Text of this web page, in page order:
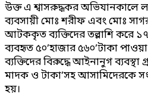
উক্ত এ শ্বাসরুদ্ধকর অভিযানকালে
ব্যবসায়ী মোঃ শরীফ এবং মোঃ
আটককৃত ব্যক্তিদের তল্লাশি করে
ব্যবহৃত ৫০’হাজার ৫৬০’টাকা
ব্যক্তিদের বিরুদ্ধে আইনানুগ ব্যবস্থা
মাদক ও টাকা’সহ আসামিদেরকে
হয়।